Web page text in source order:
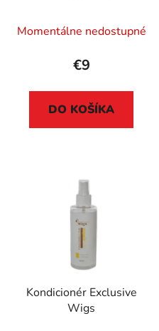
Momentálne nedostupné
€9
DO KOŠÍKA
Kondicionér Exclusive
Wigs